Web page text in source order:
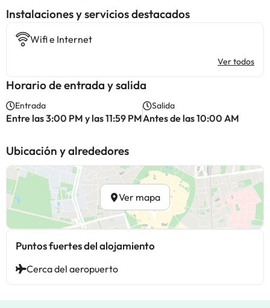
Instalaciones y servicios destacados
Wifi e Internet
Ver todos
Horario de entrada y salida
Entrada
Entre las 3:00 PM y las 11:59 PM
Salida
Antes de las 10:00 AM
Ubicación y alrededores
Ver mapa
Puntos fuertes del alojamiento
Cerca del aeropuerto